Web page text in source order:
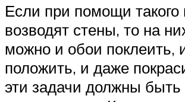
Если при помощи такого
возводят стены, то на
можно и обои поклеить,
положить, и даже
эти задачи должны